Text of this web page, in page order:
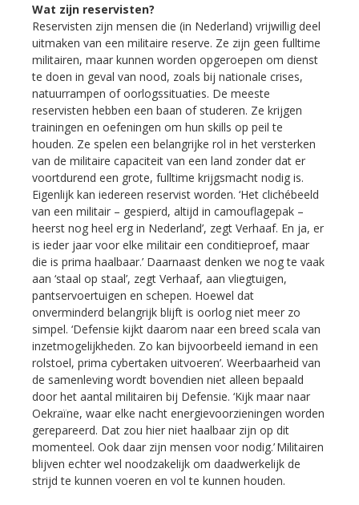
Wat zijn reservisten?
Reservisten zijn mensen die (in Nederland) vrijwillig deel
uitmaken van een militaire reserve. Ze zijn geen fulltime
militairen, maar kunnen worden opgeroepen om dienst
te doen in geval van nood, zoals bij nationale crises,
natuurrampen of oorlogssituaties. De meeste
reservisten hebben een baan of studeren. Ze krijgen
trainingen en oefeningen om hun skills op peil te
houden. Ze spelen een belangrijke rol in het versterken
van de militaire capaciteit van een land zonder dat er
voortdurend een grote, fulltime krijgsmacht nodig is.
Eigenlijk kan iedereen reservist worden. ‘Het clichébeeld
van een militair – gespierd, altijd in camouflagepak –
heerst nog heel erg in Nederland’, zegt Verhaaf. En ja, er
is ieder jaar voor elke militair een conditieproef, maar
die is prima haalbaar.’ Daarnaast denken we nog te vaak
aan ‘staal op staal’, zegt Verhaaf, aan vliegtuigen,
pantservoertuigen en schepen. Hoewel dat
onverminderd belangrijk blijft is oorlog niet meer zo
simpel. ‘Defensie kijkt daarom naar een breed scala van
inzetmogelijkheden. Zo kan bijvoorbeeld iemand in een
rolstoel, prima cybertaken uitvoeren’. Weerbaarheid van
de samenleving wordt bovendien niet alleen bepaald
door het aantal militairen bij Defensie. ‘Kijk maar naar
Oekraïne, waar elke nacht energievoorzieningen worden
gerepareerd. Dat zou hier niet haalbaar zijn op dit
momenteel. Ook daar zijn mensen voor nodig.’ Militairen
blijven echter wel noodzakelijk om daadwerkelijk de
strijd te kunnen voeren en vol te kunnen houden.